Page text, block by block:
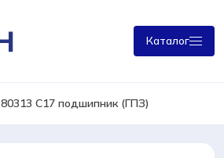
Каталог
80313 С17 подшипник (ГПЗ)